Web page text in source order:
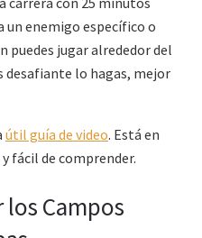
enemigo específico o
jugar alrededor del
desafiante lo hagas, mejor
útil guía de video. Está en
fácil de comprender.
Campos